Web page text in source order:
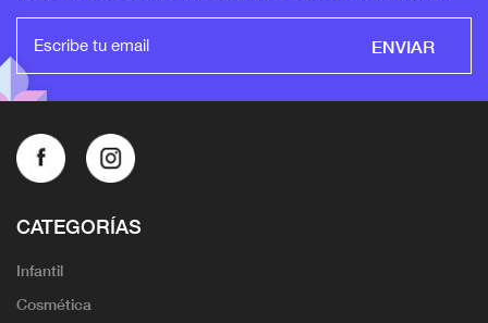
ENVIAR
CATEGORÍAS
Infantil
Cosmética